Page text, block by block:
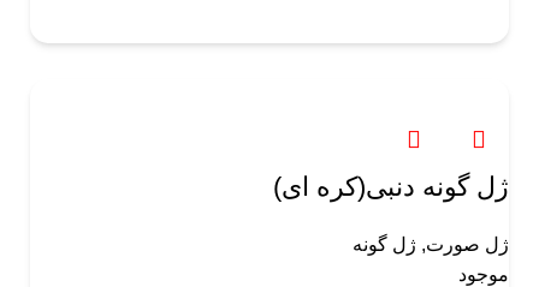
ژل گونه دنبی(کره ای)
ژل صورت, ژل گونه
موجود